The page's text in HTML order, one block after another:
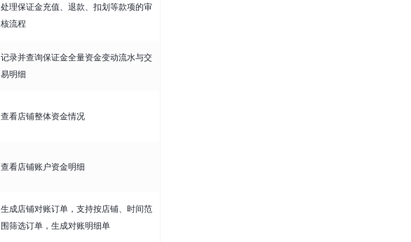
处理保证金充值、退款、扣划等款项的审
核流程
记录并查询保证金全量资金变动流水与交
易明细
查看店铺整体资金情况
查看店铺账户资金明细
生成店铺对账订单，支持按店铺、时间范
围筛选订单，生成对账明细单